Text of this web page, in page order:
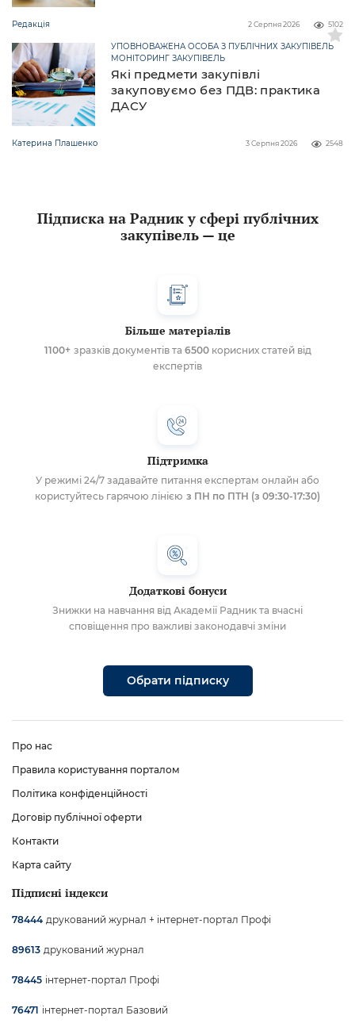
Редакція 5102
2 Серпня 2026
Які предмети закупівлі
закуповуємо без ПДВ: практика
ДАСУ
УПОВНОВАЖЕНА ОСОБА З ПУБЛІЧНИХ ЗАКУПІВЕЛЬ
МОНІТОРИНГ ЗАКУПІВЕЛЬ
Катерина Плашенко 2548
3 Серпня 2026
Підписка на Радник у сфері публічних
закупівель — це
Більше матеріалів
1100+ зразків документів та 6500корисних статей від
експертів
Підтримка
У режимі 24/7 задавайте питання експертам онлайн або
користуйтесь гарячою лінією з ПН по ПТН (з 09:30-17:30)
Додаткові бонуси
Знижки на навчання від Академії Радник та вчасні
сповіщення про важливі законодавчі зміни
Обрати підписку
Про нас
Правила користування порталом
Політика конфіденційності
Договір публічної оферти
Контакти
Карта сайту
Підписні індекси
78444 друкований журнал + інтернет-портал Профі
89613 друкований журнал
78445 інтернет-портал Профі
76471 інтернет-портал Базовий